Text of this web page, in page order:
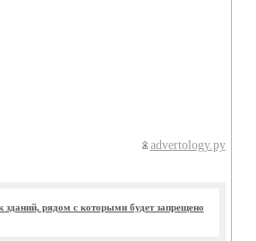
advertology.ру
зданий, рядом с которыми будет запрещено